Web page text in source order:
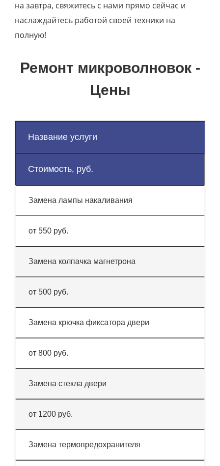
на завтра, свяжитесь с нами прямо сейчас и
наслаждайтесь работой своей техники на
полную!
Ремонт микроволновок -
Цены
Название услуги
Стоимость, руб.
Замена лампы накаливания
от 550 руб.
Замена колпачка магнетрона
от 500 руб.
Замена крючка фиксатора двери
от 800 руб.
Замена стекла двери
от 1200 руб.
Замена термопредохранителя